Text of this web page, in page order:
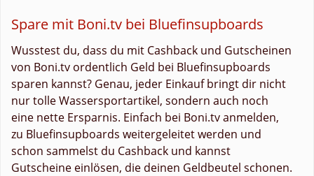
Spare mit Boni.tv bei Bluefinsupboards
Wusstest du, dass du mit Cashback und Gutscheinen
von Boni.tv ordentlich Geld bei Bluefinsupboards
sparen kannst? Genau, jeder Einkauf bringt dir nicht
nur tolle Wassersportartikel, sondern auch noch
eine nette Ersparnis. Einfach bei Boni.tv anmelden,
zu Bluefinsupboards weitergeleitet werden und
schon sammelst du Cashback und kannst
Gutscheine einlösen, die deinen Geldbeutel schonen.